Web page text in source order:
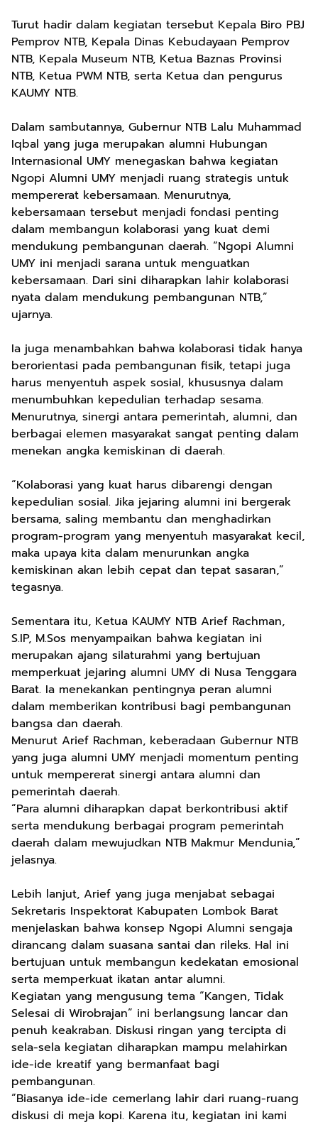
Turut hadir dalam kegiatan tersebut Kepala Biro PBJ
Pemprov NTB, Kepala Dinas Kebudayaan Pemprov
NTB, Kepala Museum NTB, Ketua Baznas Provinsi
NTB, Ketua PWM NTB, serta Ketua dan pengurus
KAUMY NTB.
Dalam sambutannya, Gubernur NTB Lalu Muhammad
Iqbal yang juga merupakan alumni Hubungan
Internasional UMY menegaskan bahwa kegiatan
Ngopi Alumni UMY menjadi ruang strategis untuk
mempererat kebersamaan. Menurutnya,
kebersamaan tersebut menjadi fondasi penting
dalam membangun kolaborasi yang kuat demi
mendukung pembangunan daerah. “Ngopi Alumni
UMY ini menjadi sarana untuk menguatkan
kebersamaan. Dari sini diharapkan lahir kolaborasi
nyata dalam mendukung pembangunan NTB,”
ujarnya.
Ia juga menambahkan bahwa kolaborasi tidak hanya
berorientasi pada pembangunan fisik, tetapi juga
harus menyentuh aspek sosial, khususnya dalam
menumbuhkan kepedulian terhadap sesama.
Menurutnya, sinergi antara pemerintah, alumni, dan
berbagai elemen masyarakat sangat penting dalam
menekan angka kemiskinan di daerah.
“Kolaborasi yang kuat harus dibarengi dengan
kepedulian sosial. Jika jejaring alumni ini bergerak
bersama, saling membantu dan menghadirkan
program-program yang menyentuh masyarakat kecil,
maka upaya kita dalam menurunkan angka
kemiskinan akan lebih cepat dan tepat sasaran,”
tegasnya.
Sementara itu, Ketua KAUMY NTB Arief Rachman,
S.IP, M.Sos menyampaikan bahwa kegiatan ini
merupakan ajang silaturahmi yang bertujuan
memperkuat jejaring alumni UMY di Nusa Tenggara
Barat. Ia menekankan pentingnya peran alumni
dalam memberikan kontribusi bagi pembangunan
bangsa dan daerah.
Menurut Arief Rachman, keberadaan Gubernur NTB
yang juga alumni UMY menjadi momentum penting
untuk mempererat sinergi antara alumni dan
pemerintah daerah.
“Para alumni diharapkan dapat berkontribusi aktif
serta mendukung berbagai program pemerintah
daerah dalam mewujudkan NTB Makmur Mendunia,”
jelasnya.
Lebih lanjut, Arief yang juga menjabat sebagai
Sekretaris Inspektorat Kabupaten Lombok Barat
menjelaskan bahwa konsep Ngopi Alumni sengaja
dirancang dalam suasana santai dan rileks. Hal ini
bertujuan untuk membangun kedekatan emosional
serta memperkuat ikatan antar alumni.
Kegiatan yang mengusung tema “Kangen, Tidak
Selesai di Wirobrajan” ini berlangsung lancar dan
penuh keakraban. Diskusi ringan yang tercipta di
sela-sela kegiatan diharapkan mampu melahirkan
ide-ide kreatif yang bermanfaat bagi
pembangunan.
“Biasanya ide-ide cemerlang lahir dari ruang-ruang
diskusi di meja kopi. Karena itu, kegiatan ini kami